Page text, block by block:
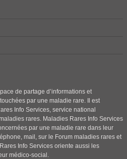
de partage d’informations et
par une maladie rare. Il est
Info Services, service national
rares. Maladies Rares Info Services
par une maladie rare dans leur
mail, sur le Forum maladies rares et
Info Services oriente aussi les
médico-social.